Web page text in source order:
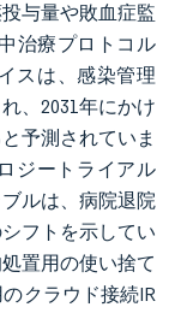
与量や敗血症監
治療プロトコル
スは、感染管理
、2031年にかけ
予測されていま
ジートライアル
ルは、病院退院
フトを示してい
置用の使い捨て
クラウド接続IR